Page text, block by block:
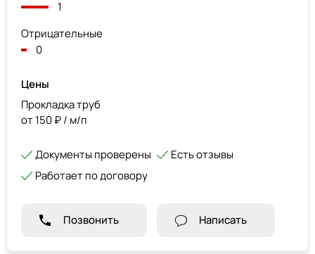
1
Отрицательные
0
Цены
Прокладка труб
от 150 ₽ / м/п
Документы проверены
Есть отзывы
Работает по договору
Позвонить Написать